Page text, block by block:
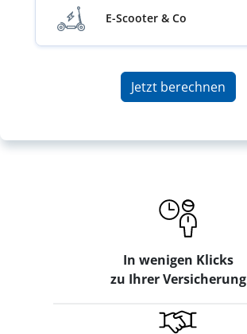
E-Scooter & Co
Jetzt berechnen
In wenigen Klicks
zu Ihrer Versicherung